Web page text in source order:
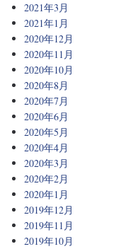
2021年3月
2021年1月
2020年12月
2020年11月
2020年10月
2020年8月
2020年7月
2020年6月
2020年5月
2020年4月
2020年3月
2020年2月
2020年1月
2019年12月
2019年11月
2019年10月